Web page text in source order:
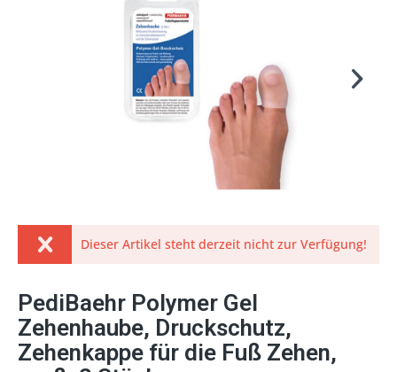
Dieser Artikel steht derzeit nicht zur Verfügung!
PediBaehr Polymer Gel
Zehenhaube, Druckschutz,
Zehenkappe für die Fuß Zehen,